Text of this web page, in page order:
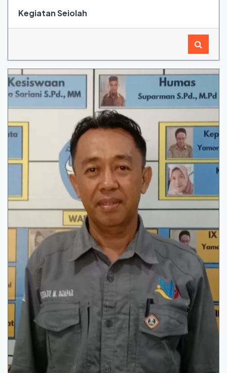
Kegiatan Seiolah